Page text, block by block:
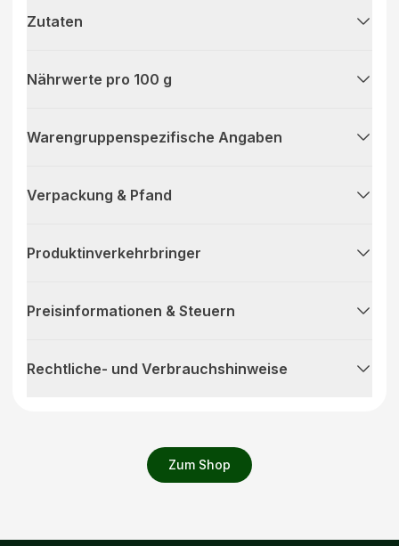
Zum Shop
Zutaten
Nährwerte pro 100 g
Warengruppenspezifische Angaben
Verpackung & Pfand
Produktinverkehrbringer
Preisinformationen & Steuern
Rechtliche- und Verbrauchshinweise